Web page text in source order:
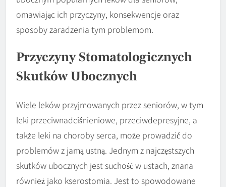
omawiając ich przyczyny, konsekwencje oraz
sposoby zaradzenia tym problemom.
Przyczyny Stomatologicznych
Skutków Ubocznych
Wiele leków przyjmowanych przez seniorów, w tym
leki przeciwnadciśnieniowe, przeciwdepresyjne, a
także leki na choroby serca, może prowadzić do
problemów z jamą ustną. Jednym z najczęstszych
skutków ubocznych jest suchość w ustach, znana
również jako kserostomia. Jest to spowodowane